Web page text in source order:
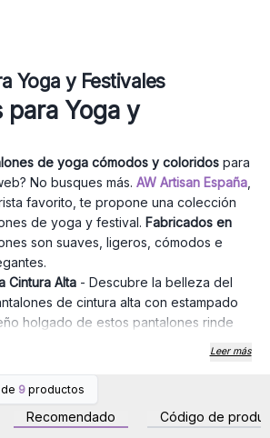
Yoga y Festivales
para Yoga y
de yoga cómodos y coloridos para
No busques más. AW Artisan España,
favorito, te propone una colección
de yoga y festival. Fabricados en
son suaves, ligeros, cómodos e
Cintura Alta - Descubre la belleza del
de cintura alta con estampado
holgado de estos pantalones rinde
de yoga, festivales o simplemente
Himalaya- Entra en el mundo de la
Leer más
de 9 productos
Recomendado Código de
al
para obtener precios al
por mayor